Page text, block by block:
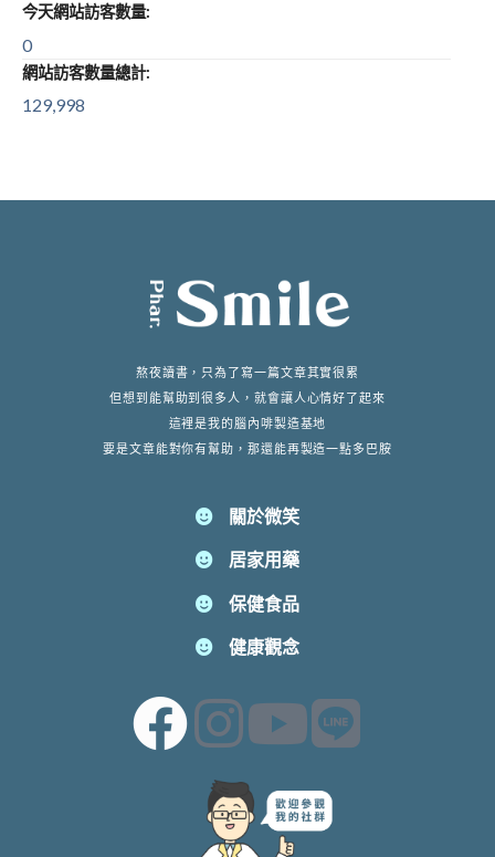
今天網站訪客數量:
0
網站訪客數量總計:
129,998
熬夜讀書，只為了寫一篇文章其實很累
但想到能幫助到很多人，就會讓人心情好了起來
這裡是我的腦內啡製造基地
要是文章能對你有幫助，那還能再製造一點多巴胺
關於微笑
居家用藥
保健食品
健康觀念